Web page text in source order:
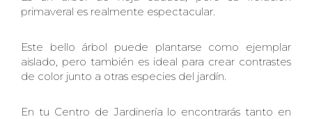
primaveral es realmente espectacular.
Este bello árbol puede plantarse como ejemplar
aislado, pero también es ideal para crear contrastes
de color junto a otras especies del jardín.
En tu Centro de Jardinería lo encontrarás tanto en